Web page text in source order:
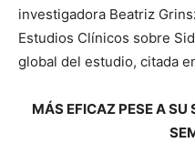
investigadora Beatriz
Estudios Clínicos sobre
global del estudio, citada
MÁS EFICAZ PESE A